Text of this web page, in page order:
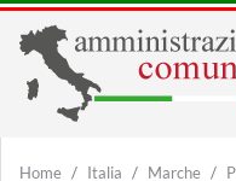
Home Italia Marche